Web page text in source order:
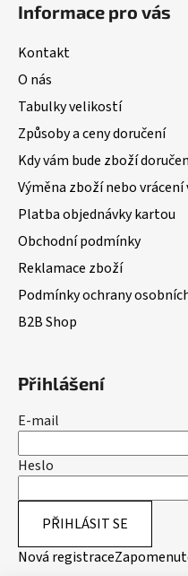
Informace pro vás
Kontakt
O nás
Tabulky velikostí
Způsoby a ceny doručení
Kdy vám bude zboží
Výměna zboží nebo
Platba objednávky kartou
Obchodní podmínky
Reklamace zboží
Podmínky ochrany
B2B Shop
Přihlášení
E-mail
Heslo
PŘIHLÁSIT SE
Nová registrace